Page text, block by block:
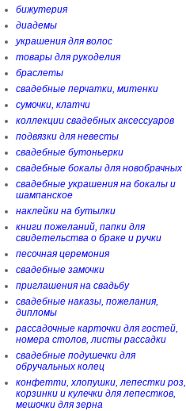
бижутерия
диадемы
украшения для волос
товары для рукоделия
браслеты
свадебные перчатки, митенки
сумочки, клатчи
коллекции свадебных аксессуаров
подвязки для невесты
свадебные бутоньерки
свадебные бокалы для новобрачных
свадебные украшения на бокалы и
шампанское
наклейки на бутылки
книги пожеланий, папки для
свидетельства о браке и ручки
песочная церемония
свадебные замочки
приглашения на свадьбу
свадебные наказы, пожелания,
дипломы
рассадочные карточки для гостей,
номера столов, листы рассадки
свадебные подушечки для
обручальных колец
конфетти, хлопушки, лепестки роз,
корзинки и кулечки для лепестков,
мешочки для зерна